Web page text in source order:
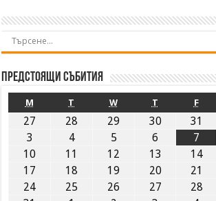
Предстоящи събития
M T W T F
27 28 29 30 31
3
4 5 6 7
10
11 12 13 14
17
18 19 20 21
24
25 26 27 28